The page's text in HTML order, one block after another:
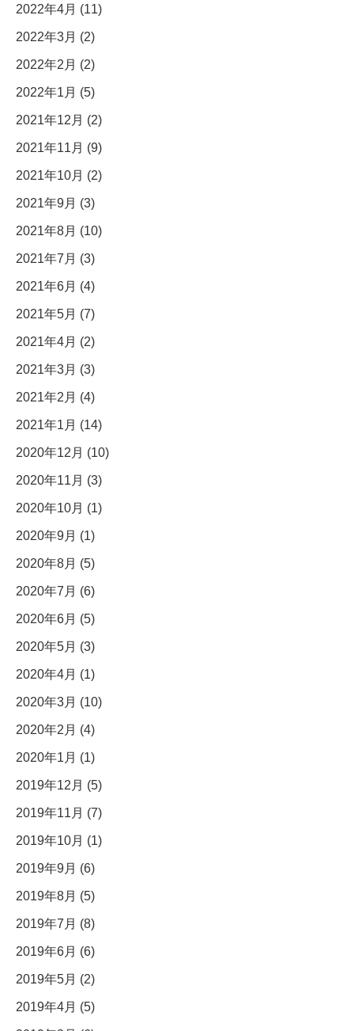
2022年4月 (11)
2022年3月 (2)
2022年2月 (2)
2022年1月 (5)
2021年12月 (2)
2021年11月 (9)
2021年10月 (2)
2021年9月 (3)
2021年8月 (10)
2021年7月 (3)
2021年6月 (4)
2021年5月 (7)
2021年4月 (2)
2021年3月 (3)
2021年2月 (4)
2021年1月 (14)
2020年12月 (10)
2020年11月 (3)
2020年10月 (1)
2020年9月 (1)
2020年8月 (5)
2020年7月 (6)
2020年6月 (5)
2020年5月 (3)
2020年4月 (1)
2020年3月 (10)
2020年2月 (4)
2020年1月 (1)
2019年12月 (5)
2019年11月 (7)
2019年10月 (1)
2019年9月 (6)
2019年8月 (5)
2019年7月 (8)
2019年6月 (6)
2019年5月 (2)
2019年4月 (5)